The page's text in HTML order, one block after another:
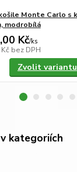
Monte Carlo s
modrobílá
Kč/ks
bez DPH
Zvolit variantu
kategoriích